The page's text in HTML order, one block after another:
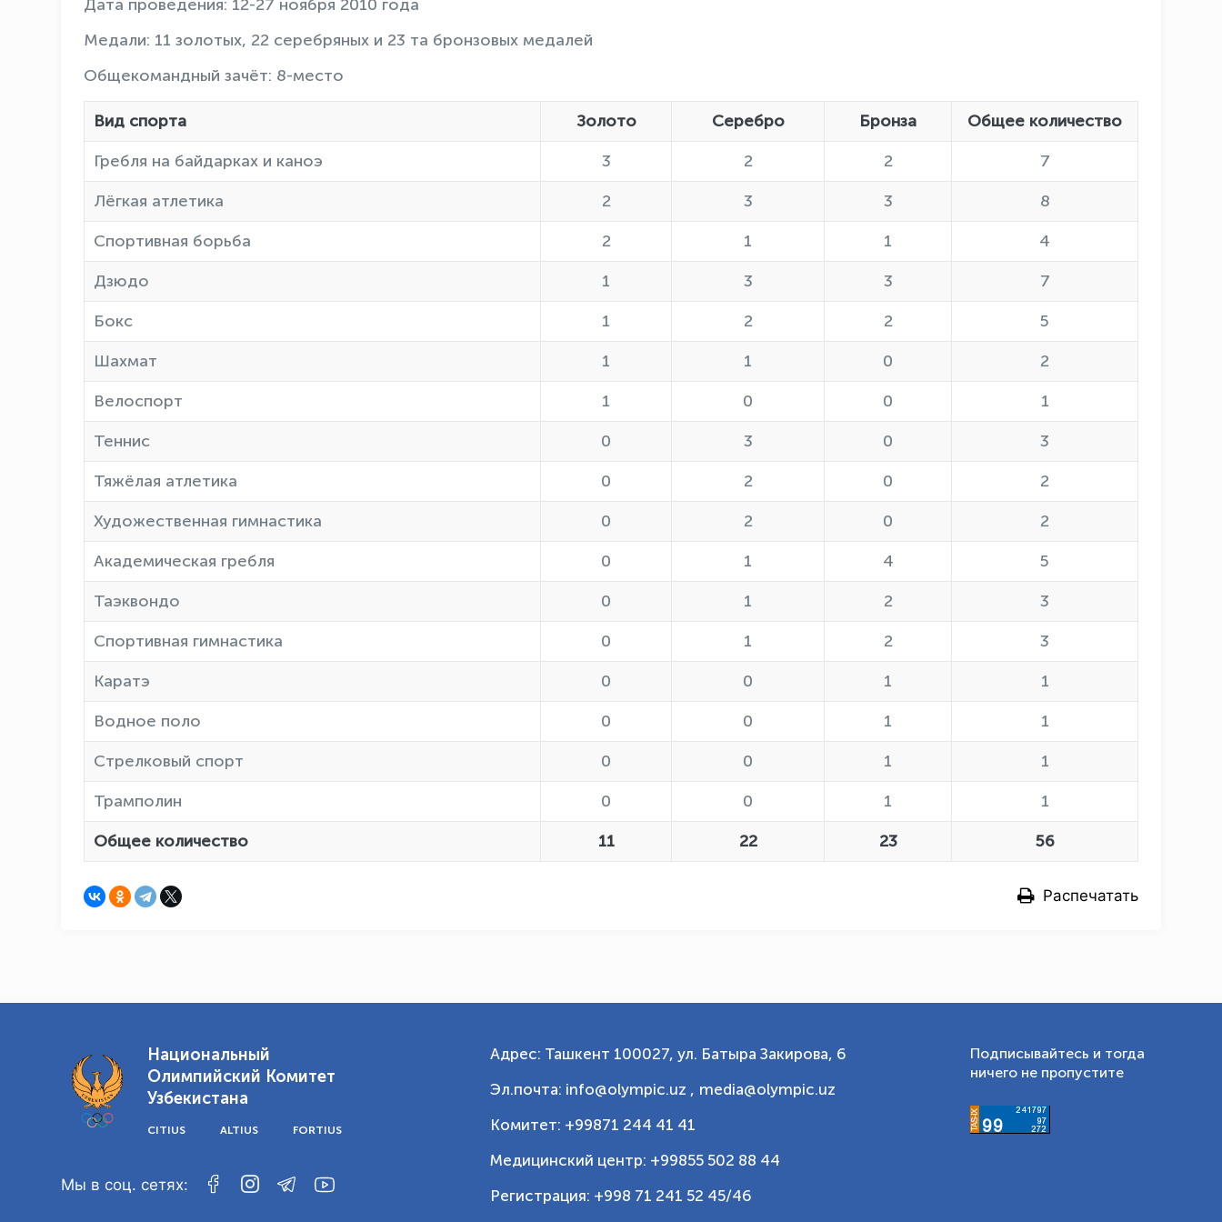
Дата проведения: 12-27 ноября 2010 года
Медали: 11 золотых, 22 серебряных и 23 та бронзовых медалей
Общекомандный зачёт: 8-место
Вид спорта Золото Серебро Бронза
Общее количество
Гребля на байдарках и каноэ
3 2 2
7
Лёгкая атлетика
2 3 3
8
Спортивная борьба
2 1 1
4
Дзюдо
1 3 3
7
Бокс
1 2 2
5
Шахмат
1 1 0
2
Велоспорт
1 0 0
1
Теннис
0 3 0
3
Тяжёлая атлетика
0 2 0
2
Художественная гимнастика
0 2 0
2
Академическая гребля
0 1 4
5
Таэквондо
0 1 2
3
Спортивная гимнастика
0 1 2
3
Каратэ
0 0 1
1
Водное поло
0 0 1
1
Стрелковый спорт
0 0 1
1
Трамполин
0 0 1
1
Общее количество
11 22 23 56
Распечатать
Национальный
Олимпийский Комитет
Узбекистана
CITIUS ALTIUS FORTIUS
Мы в соц. сетях:
Адрес: Ташкент 100027, ул. Батыра Закирова, 6
Эл.почта: info@olympic.uz , media@olympic.uz
Комитет: +99871 244 41 41
Медицинский центр: +99855 502 88 44
Регистрация: +998 71 241 52 45/46
Подписывайтесь и тогда
ничего не пропустите
OLYMPCHIK AI - yordamchi